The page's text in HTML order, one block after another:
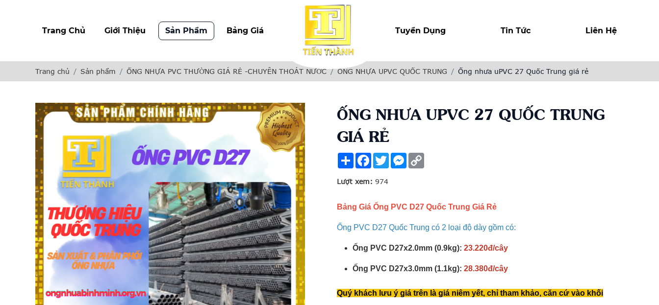
Trang Chủ Giới Thiệu Sản Phẩm Bảng Giá Tuyển Dụng Tin Tức Liên Hệ
Trang chủ Sản phẩm ỐNG NHỰA PVC THƯỜNG GIÁ RẺ -CHUYÊN THOÁT NƯỚC ỐNG NHỰA UPVC QUỐC TRUNG Ống nhưa uPVC 27 Quốc Trung giá rẻ
ỐNG NHƯA UPVC 27 QUỐC TRUNG
GIÁ RẺ
ShareFacebook
TwitterMessenger
Lượt xem: 974
Bảng Giá Ống PVC D27 Quốc Trung Giá Rẻ
Ống PVC D27 Quốc Trung có 2 loại độ dày gồm có:
Ống PVC D27x2.0mm (0.9kg): 23.220đ/cây
Ống PVC D27x3.0mm (1.1kg): 28.380đ/cây
Quý khách lưu ý giá trên là giá niêm yết, chỉ tham khảo, căn cứ vào khối